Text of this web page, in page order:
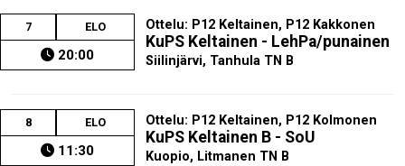
7 ELO
20:00
Ottelu: P12 Keltainen, P12 Kakkonen
KuPS Keltainen - LehPa/punainen
Siilinjärvi, Tanhula TN B
8 ELO
11:30
Ottelu: P12 Keltainen, P12 Kolmonen
KuPS Keltainen B - SoU
Kuopio, Litmanen TN B